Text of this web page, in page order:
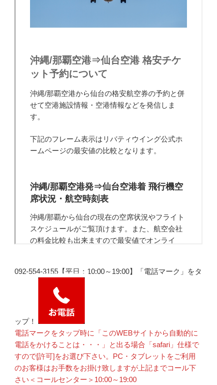
092-554-3155【平日：10:00～19:00】「電話マーク」をタ
ップ！
電話マークをタップ時に「このWEBサイトから自動的に
電話をかけることは・・・」と出る場合「safari」仕様で
すので[許可]をお選び下さい。PC・タブレットをご利用
のお客様はお手数をお掛け致しますが上記までコール下
さい＜コールセンター＞10:00～19:00